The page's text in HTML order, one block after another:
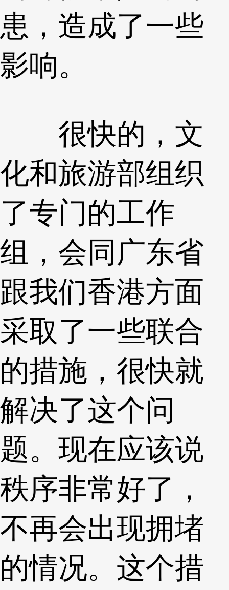
患，造成了一些
影响。
很快的，文
化和旅游部组织
了专门的工作
组，会同广东省
跟我们香港方面
采取了一些联合
的措施，很快就
解决了这个问
题。现在应该说
秩序非常好了，
不再会出现拥堵
的情况。这个措